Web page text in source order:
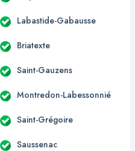
Labastide-Gabausse
Briatexte
Saint-Gauzens
Montredon-Labessonnié
Saint-Grégoire
Saussenac